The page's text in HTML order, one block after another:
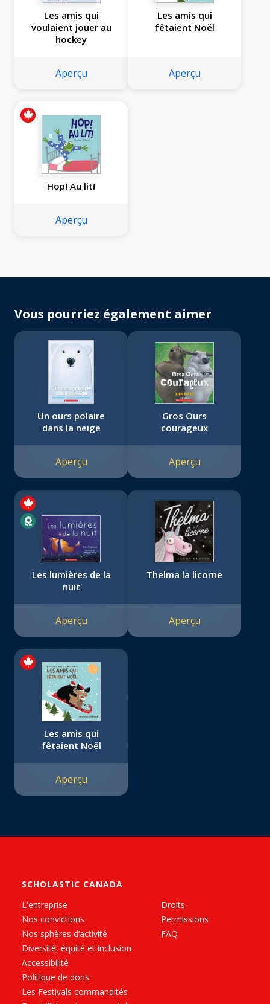
Les amis qui
voulaient jouer au
hockey
Aperçu
Les amis qui
fêtaient Noël
Aperçu
Hop! Au lit!
Aperçu
Vous pourriez également aimer
Un ours polaire
dans la neige
Aperçu
Gros Ours
courageux
Aperçu
Les lumières de la
nuit
Aperçu
Thelma la licorne
Aperçu
Les amis qui
fêtaient Noël
Aperçu
SCHOLASTIC CANADA
L'entreprise
Nos convictions
Nos sphères d’activité
Diversité, équité et inclusion
Accessibilité
Politique de dons
Les Festivals commandités
Droits
Permissions
FAQ